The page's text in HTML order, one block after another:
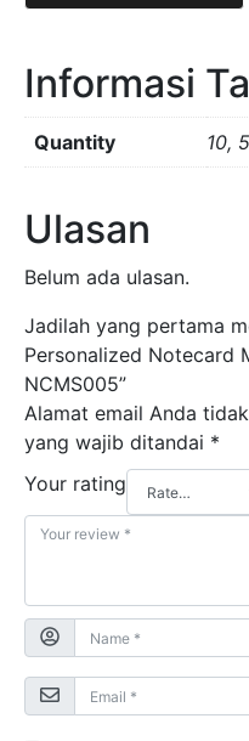
Informasi
Quantity 10,
Ulasan
Belum ada ulasan.
Jadilah yang pertama
Personalized Notecard
NCMS005”
Alamat email Anda
yang wajib ditandai *
Your rating